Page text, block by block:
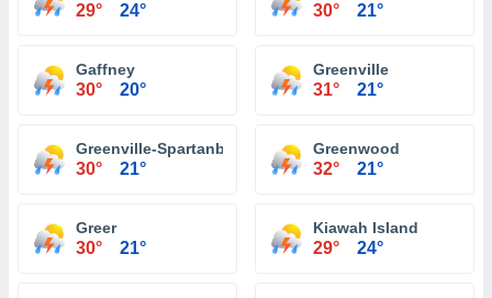
29° 24° 30° 21°
Gaffney
30° 20°
Greenville
31° 21°
Greenville-Spartanburg International Airport
30° 21°
Greenwood
32° 21°
Greer
30° 21°
Kiawah Island
29° 24°